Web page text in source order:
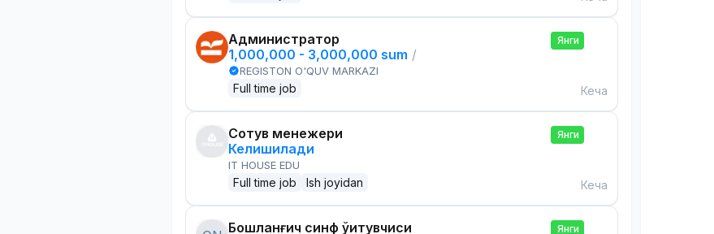
Администратор
1,000,000 - 3,000,000 sum /
REGISTON O'QUV MARKAZI
Full time job
Янги
Кеча
Сотув менежери
Келишилади
IT HOUSE EDU
Full time job Ish joyidan
Янги
Кеча
Бошланғич синф ўқитувчиси Янги